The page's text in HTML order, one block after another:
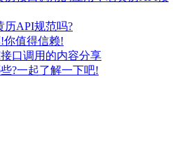
历API规范吗?
你值得信赖!
口调用的内容分享
?一起了解一下吧!